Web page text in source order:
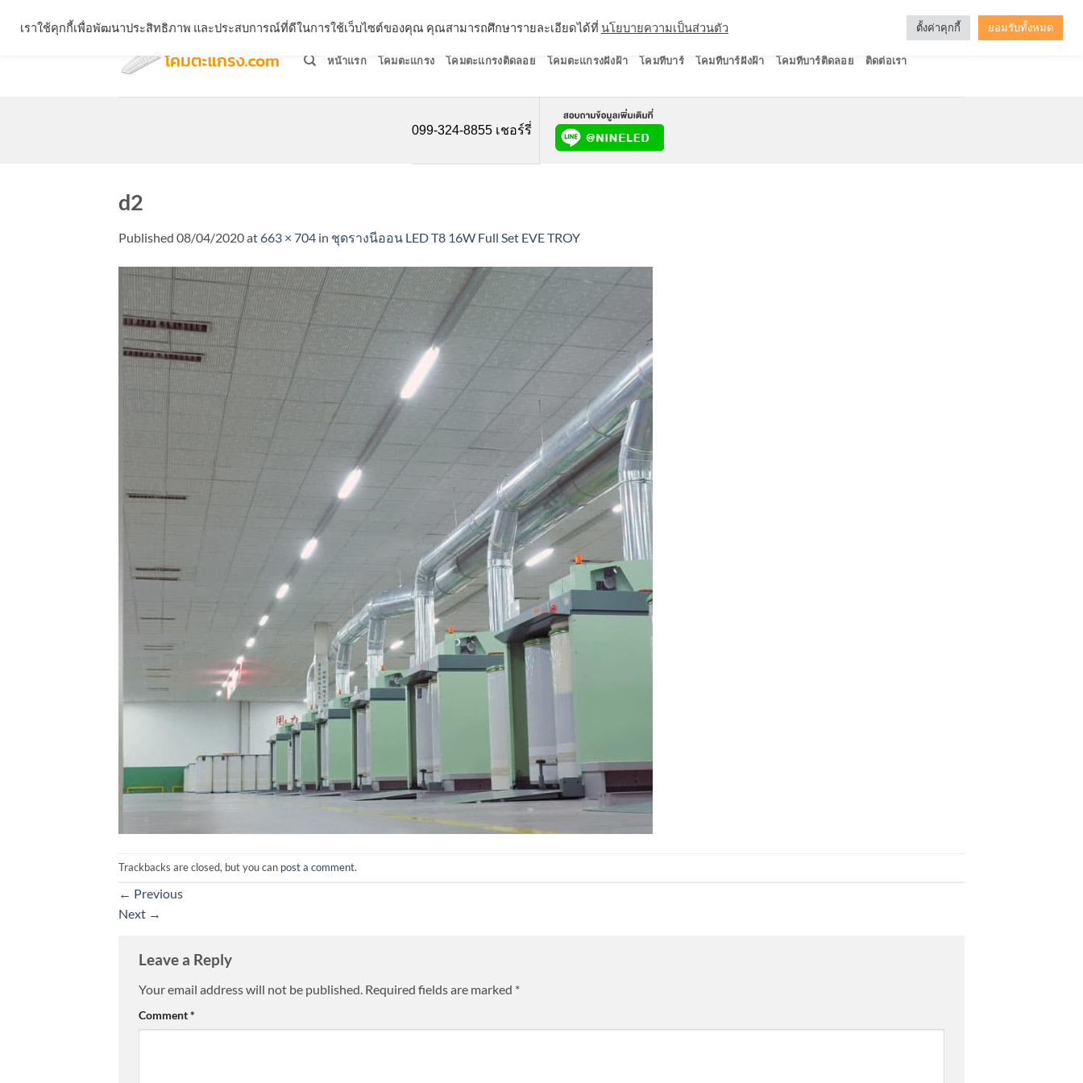
หน้าแรก โคมตะแกรง โคมตะแกรงติดลอย โคมตะแกรงฝังฝ้า โคมทีบาร์ โคมทีบาร์ฝังฝ้า โคมทีบาร์ติดลอย ติดต่อเรา
099-324-8855 เชอร์รี่
d2
Published 08/04/2020at663 × 704 in ชุดรางนีออน LED T8 16W Full Set EVE TROY
Trackbacks are closed, but you can post a comment.
← Previous
Next →
Leave a Reply
Your email address will not be published. Required fields are marked *
Comment*
เราใช้คุกกี้เพื่อพัฒนาประสิทธิภาพ และประสบการณ์ที่ดีในการใช้เว็บไซต์ของคุณ คุณสามารถศึกษารายละเอียดได้ที่ นโยบายความเป็นส่วนตัว ตั้งค่าคุกกี้ ยอมรับทั้งหมด